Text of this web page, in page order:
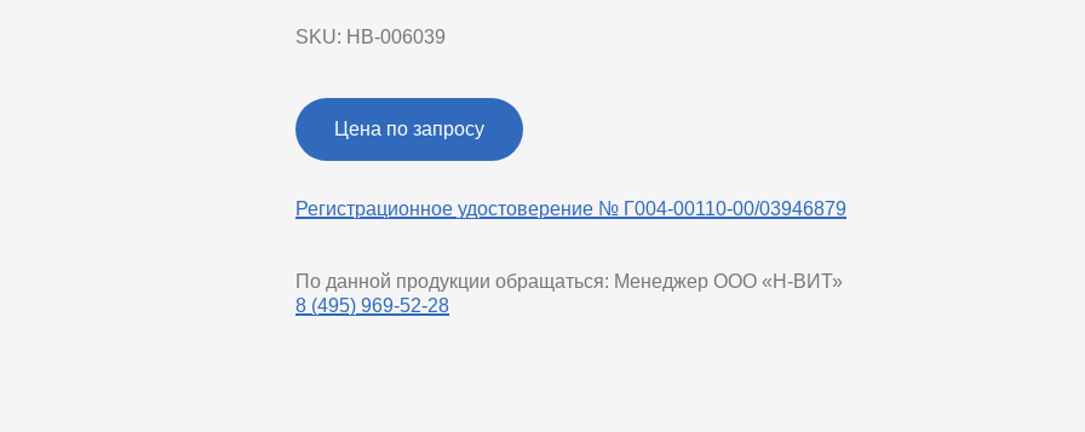
SKU: НВ-006039
Цена по запросу
Регистрационное удостоверение № Г004-00110-00/03946879
По данной продукции обращаться: Менеджер ООО «Н-ВИТ»
8 (495) 969-52-28